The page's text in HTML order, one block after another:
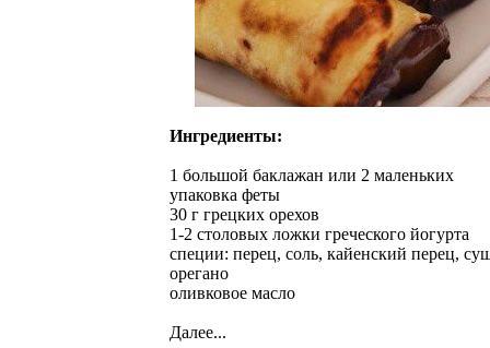
Ингредиенты:
1 большой баклажан или 2 маленьких
упаковка феты
30 г грецких орехов
1-2 столовых ложки греческого йогурта
специи: перец, соль, кайенский перец,
орегано
оливковое масло
Далее...